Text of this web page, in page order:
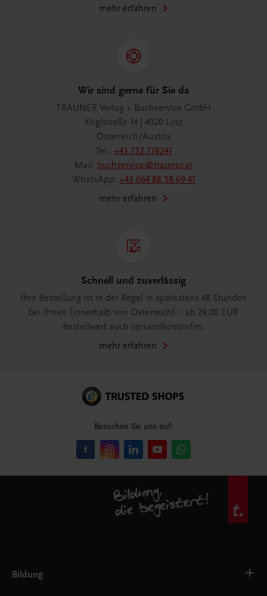
mehr erfahren
Wir sind gerne für Sie da
TRAUNER Verlag + Buchservice GmbH
Köglstraße 14 | 4020 Linz
Österreich/Austria
Tel.: +43 732 778241
Mail: buchservice@trauner.at
WhatsApp: +43 664 88 58 69 41
mehr erfahren
Schnell und zuverlässig
Ihre Bestellung ist in der Regel in spätestens 48 Stunden
bei Ihnen (innerhalb von Österreich) – ab 29,00 EUR
Bestellwert auch versandkostenfrei.
mehr erfahren
Besuchen Sie uns auf:
Bildung